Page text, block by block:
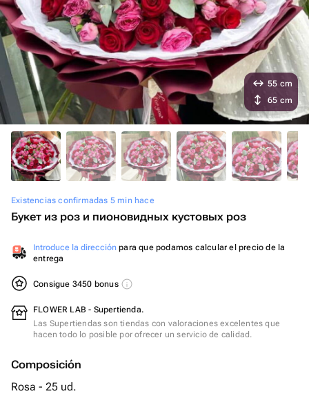
Existencias confirmadas 5 min hace
Букет из роз и пионовидных кустовых роз
Introduce la dirección para que podamos calcular el precio de la
entrega
Consigue 3450 bonus
FLOWER LAB - Supertienda.
Las Supertiendas son tiendas con valoraciones excelentes que
hacen todo lo posible por ofrecer un servicio de calidad.
Composición
Rosa - 25 ud.
55 cm
65 cm